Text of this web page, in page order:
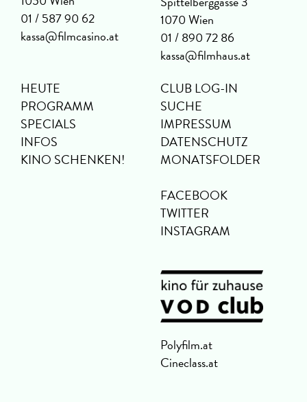
01 / 587 90 62
kassa@filmcasino.at
1070 Wien
01 / 890 72 86
kassa@filmhaus.at
HEUTE
PROGRAMM
SPECIALS
INFOS
KINO SCHENKEN!
CLUB LOG-IN
SUCHE
IMPRESSUM
DATENSCHUTZ
MONATSFOLDER
FACEBOOK
TWITTER
INSTAGRAM
Polyfilm.at
Cineclass.at